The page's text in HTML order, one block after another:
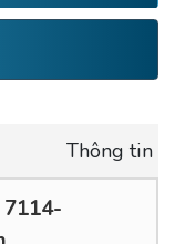
Thông tin
7114-